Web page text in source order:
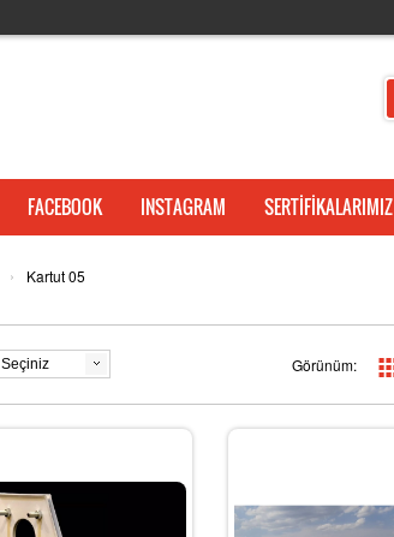
FACEBOOK INSTAGRAM SERTİFİKALARIMIZ
› Kartut 05
Seçiniz Görünüm: